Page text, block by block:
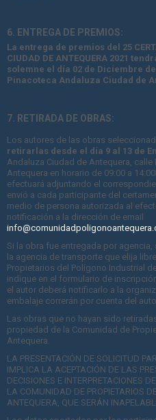
6. ENTREGA DE PREMIOS:
La entrega de premios del 25
CIUDAD DE ANTEQUERA 2021
solemne el día 02 de Diciembre
Pinacoteca Andaluza Ciudad de
7. RETIRADA DE OBRAS:
Los autores de las obras
retirarlas desde el día 9 al 13 de
Andaluza Ciudad de Antequera, calle
Antequera en horario de 09:00 a
efectuará adjuntando el
envió a cada participante del
medio de persona autorizada al
notificación a la dirección de email
Si la obra fue entregada por
la agencia de transporte que elija
Propietarios del Polígono Industrial
indique en el formulario de
el autor deberá notificarlo a la
embalaje correrán por cuenta del
Las obras que no hayan sido
propiedad de la Comunidad de
Antequera.
LA PRESENTACIÓN DE SOLICITUD
IMPLICA LA ACEPTACIÓN DE LAS
DECISIONES E INTERPRETACIONES
LA COMUNIDAD DE PROPIETARIOS
ANTEQUERA, QUE SERÁN